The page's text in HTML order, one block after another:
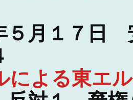
５月１７日
による東エ